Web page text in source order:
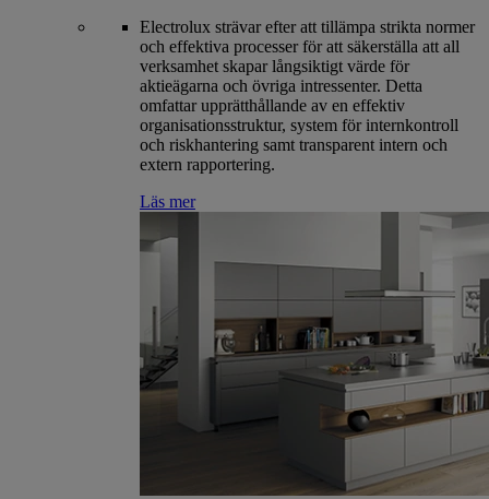
Electrolux strävar efter att tillämpa strikta normer
och effektiva processer för att säkerställa att all
verksamhet skapar långsiktigt värde för
aktieägarna och övriga intressenter. Detta
omfattar upprätthållande av en effektiv
organisationsstruktur, system för internkontroll
och riskhantering samt transparent intern och
extern rapportering.
Läs mer